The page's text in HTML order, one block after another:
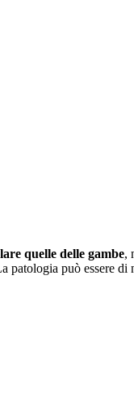
quelle delle gambe,
può essere di